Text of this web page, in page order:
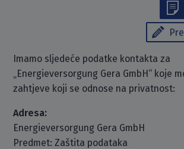
Imamo sljedeće podatke kontakta za
„Energieversorgung Gera GmbH“ koje
zahtjeve koji se odnose na privatnost:
Adresa:
Energieversorgung Gera GmbH
Predmet: Zaštita podataka